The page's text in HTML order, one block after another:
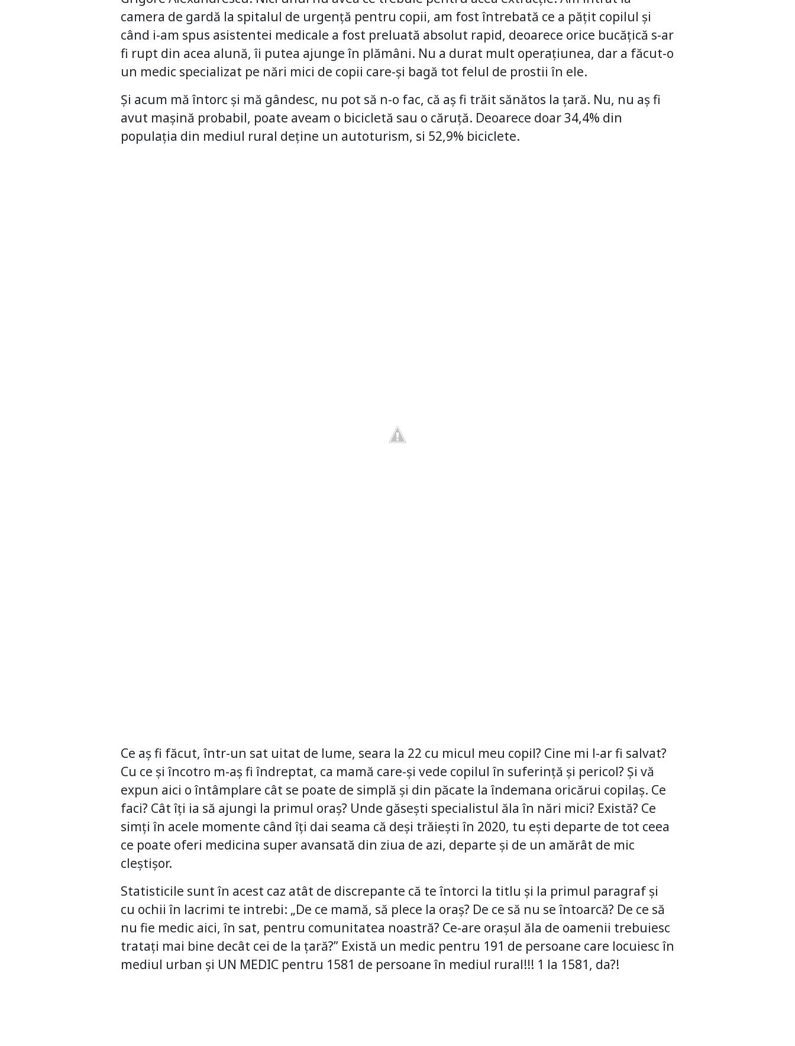
camera de gardă la spitalul de urgență pentru copii, am fost întrebată ce a pățit copilul și
când i-am spus asistentei medicale a fost preluată absolut rapid, deoarece orice bucățică s-ar
fi rupt din acea alună, îi putea ajunge în plămâni. Nu a durat mult operațiunea, dar a făcut-o
un medic specializat pe nări mici de copii care-și bagă tot felul de prostii în ele.
Și acum mă întorc și mă gândesc, nu pot să n-o fac, că aș fi trăit sănătos la țară. Nu, nu aș fi
avut mașină probabil, poate aveam o bicicletă sau o căruță. Deoarece doar 34,4% din
populația din mediul rural deține un autoturism, si 52,9% biciclete.
Ce aș fi făcut, într-un sat uitat de lume, seara la 22 cu micul meu copil? Cine mi l-ar fi salvat?
Cu ce și încotro m-aș fi îndreptat, ca mamă care-și vede copilul în suferință și pericol? Și vă
expun aici o întâmplare cât se poate de simplă și din păcate la îndemana oricărui copilaș. Ce
faci? Cât îți ia să ajungi la primul oraș? Unde găsești specialistul ăla în nări mici? Există? Ce
simți în acele momente când îți dai seama că deși trăiești în 2020, tu ești departe de tot ceea
ce poate oferi medicina super avansată din ziua de azi, departe și de un amărât de mic
cleștișor.
Statisticile sunt în acest caz atât de discrepante că te întorci la titlu și la primul paragraf și
cu ochii în lacrimi te intrebi: „De ce mamă, să plece la oraș? De ce să nu se întoarcă? De ce să
nu fie medic aici, în sat, pentru comunitatea noastră? Ce-are orașul ăla de oamenii trebuiesc
tratați mai bine decât cei de la țară?” Există un medic pentru 191 de persoane care locuiesc în
mediul urban și UN MEDIC pentru 1581 de persoane în mediul rural!!! 1 la 1581, da?!